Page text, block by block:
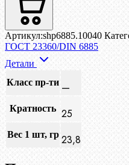
Артикул:shp6885.10040
ГОСТ 23360/DIN 6885
Детали
Класс пр-ти —
Кратность 25
Вес 1 шт, гр 23,8